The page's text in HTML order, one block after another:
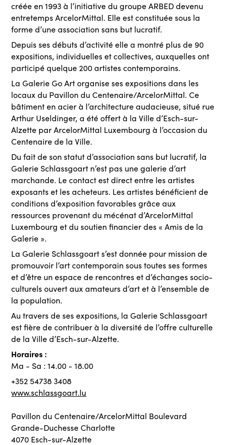
créée en 1993 à l’initiative du groupe ARBED devenu
entretemps ArcelorMittal. Elle est constituée sous la
forme d’une association sans but lucratif.
Depuis ses débuts d’activité elle a montré plus de 90
expositions, individuelles et collectives, auxquelles ont
participé quelque 200 artistes contemporains.
La Galerie Go Art organise ses expositions dans les
locaux du Pavillon du Centenaire/ArcelorMittal. Ce
bâtiment en acier à l’architecture audacieuse, situé rue
Arthur Useldinger, a été offert à la Ville d’Esch-sur-
Alzette par ArcelorMittal Luxembourg à l’occasion du
Centenaire de la Ville.
Du fait de son statut d’association sans but lucratif, la
Galerie Schlassgoart n’est pas une galerie d’art
marchande. Le contact est direct entre les artistes
exposants et les acheteurs. Les artistes bénéficient de
conditions d’exposition favorables grâce aux
ressources provenant du mécénat d’ArcelorMittal
Luxembourg et du soutien financier des « Amis de la
Galerie ».
La Galerie Schlassgoart s’est donnée pour mission de
promouvoir l’art contemporain sous toutes ses formes
et d’être un espace de rencontres et d’échanges socio-
culturels ouvert aux amateurs d’art et à l’ensemble de
la population.
Au travers de ses expositions, la Galerie Schlassgoart
est fière de contribuer à la diversité de l’offre culturelle
de la Ville d’Esch-sur-Alzette.
Horaires :
Ma - Sa : 14.00 - 18.00
+352 54738 3408
www.schlassgoart.lu
Pavillon du Centenaire/ArcelorMittal Boulevard
Grande-Duchesse Charlotte
4070 Esch-sur-Alzette